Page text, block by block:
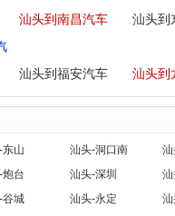
汕头到南昌汽车 汕头到
汕头到福安汽车 汕头到
东山 汕头-洞口南
炮台 汕头-深圳
谷城 汕头-永定